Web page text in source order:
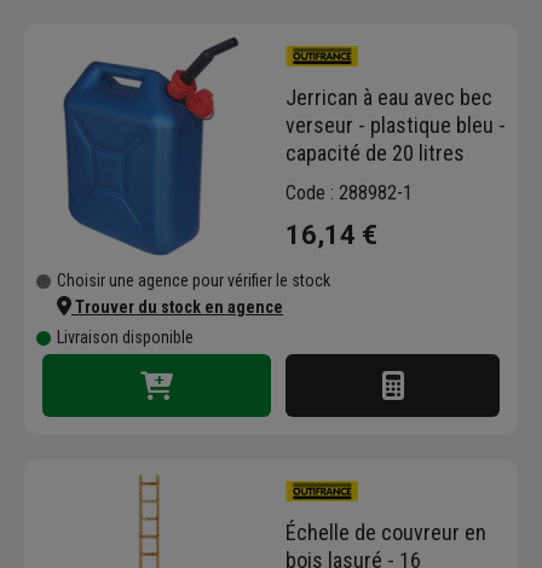
Jerrican à eau avec bec
verseur - plastique bleu -
capacité de 20 litres
Code : 288982-1
16,14 €
Choisir une agence pour vérifier le stock
Trouver du stock en agence
Livraison disponible
Échelle de couvreur en
bois lasuré - 16